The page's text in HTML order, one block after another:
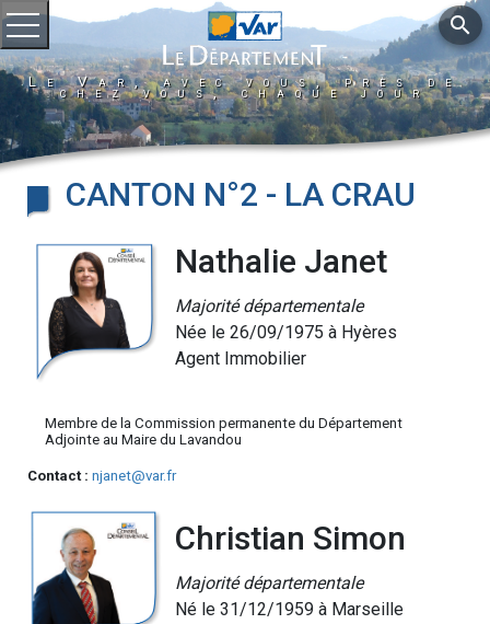
Ouvrir le menu
Le Var, avec vous, près de
chez vous, chaque jour
search
CANTON N°2 - LA CRAU
Nathalie Janet
Majorité départementale
Née le 26/09/1975 à Hyères
Agent Immobilier
Membre de la Commission permanente du Département
Adjointe au Maire du Lavandou
Contact : njanet@var.fr
Christian Simon
Majorité départementale
Né le 31/12/1959 à Marseille